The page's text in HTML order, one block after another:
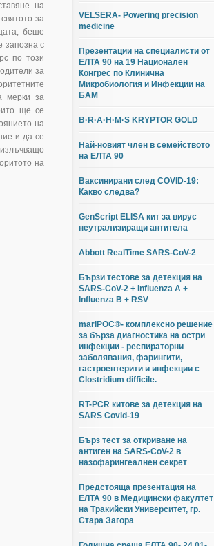
на
за
беше
запозна с
по този
за
мерки за
ще се
на
и да се
на
VELSERA- Powering precision
medicine
Презентации на специалисти от
ЕЛТА 90 на 19 Национален
Конгрес по Клинична
Микробиология и Инфекции на
БАМ
B·R·A·H·M·S KRYPTOR GOLD
Най-новият член в семейството
на ЕЛТА 90
Ваксинирани след COVID-19:
Какво следва?
GenScript ELISA кит за вирус
неутрализиращи антитела
Abbott RealTime SARS-CoV-2
Бързи тестове за детекция на
SARS-CoV-2 + Influenza A +
Influenza B + RSV
mariPOC®- комплексно решение
за бърза диагностика на остри
инфекции - респираторни
заболявания, фарингити,
гастроентерити и инфекции с
Clostridium difficile.
RT-PCR китове за детекция на
SARS Covid-19
Бърз тест за откриване на
антиген на SARS-CoV-2 в
назофарингеалнен секрет
Предстояща презентация на
ЕЛТА 90 в Медицински факултет
на Тракийски Университет, гр.
Стара Загора